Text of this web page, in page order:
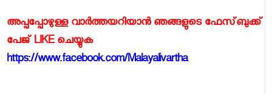
അപ്പപ്പോഴുള്ള വാര്‍ത്തയറിയാന്‍ ഞങ്ങളുടെ ഫേസ്‌ബുക്ക്‌
പേജ് LIKE ചെയ്യുക
https://www.facebook.com/Malayalivartha